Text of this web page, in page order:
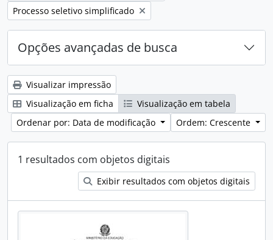
Remover filtro:
Processo seletivo simplificado
Opções avançadas de busca
Visualizar impressão
Visualização em ficha
Visualização em tabela
Ordenar por: Data de modificação
Ordem: Crescente
1 resultados com objetos digitais
Exibir resultados com objetos digitais